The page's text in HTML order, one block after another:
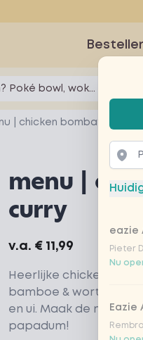
Poké bowl, wok...
| chicken bombay curry
menu |
curry
Product information
v.a. € 11,99
Heerlijke chicken
bamboe & wortel,
en ui. Maak de
papadum!
eazie
Pieter
Nu
Eazie